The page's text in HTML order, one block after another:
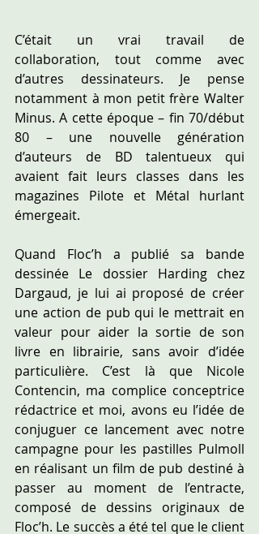
C’était un vrai travail de
collaboration, tout comme avec
d’autres dessinateurs. Je pense
notamment à mon petit frère Walter
Minus. A cette époque – fin 70/début
80 – une nouvelle génération
d’auteurs de BD talentueux qui
avaient fait leurs classes dans les
magazines Pilote et Métal hurlant
émergeait.
Quand Floc’h a publié sa bande
dessinée Le dossier Harding chez
Dargaud, je lui ai proposé de créer
une action de pub qui le mettrait en
valeur pour aider la sortie de son
livre en librairie, sans avoir d’idée
particulière. C’est là que Nicole
Contencin, ma complice conceptrice
rédactrice et moi, avons eu l’idée de
conjuguer ce lancement avec notre
campagne pour les pastilles Pulmoll
en réalisant un film de pub destiné à
passer au moment de l’entracte,
composé de dessins originaux de
Floc’h. Le succès a été tel que le client